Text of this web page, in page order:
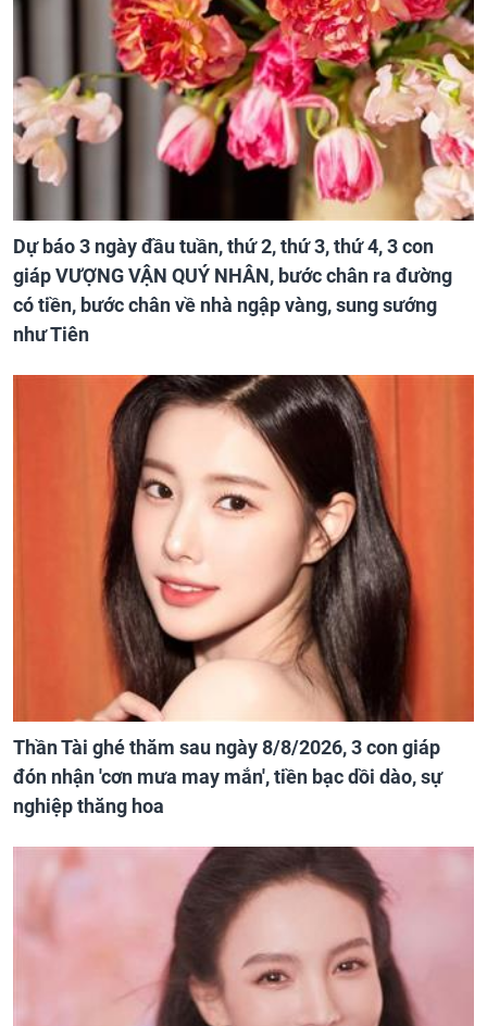
Dự báo 3 ngày đầu tuần, thứ 2, thứ 3, thứ 4, 3 con
giáp VƯỢNG VẬN QUÝ NHÂN, bước chân ra đường
có tiền, bước chân về nhà ngập vàng, sung sướng
như Tiên
Thần Tài ghé thăm sau ngày 8/8/2026, 3 con giáp
đón nhận 'cơn mưa may mắn', tiền bạc dồi dào, sự
nghiệp thăng hoa